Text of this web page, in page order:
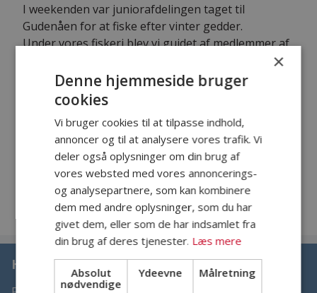
I weekenden var juniorafdelingen taget til
Gudenåen for at fiske efter vinter gedder.
Under vores fiskeri blev vi guidet af medlemmer af
Turen kastede desværre ingen kæmpe gedder af
sig, men vi nød at være sammen.
Vi var heldige med vejret, så det var ret skønt at
komme ud og få en masse frisk luft.
knæk og bræk
VH junior afdelingen i VSF
Hvem er vi
×
Denne hjemmeside bruger
cookies
Vi bruger cookies til at tilpasse indhold,
annoncer og til at analysere vores trafik. Vi
deler også oplysninger om din brug af
vores websted med vores annoncerings-
og analysepartnere, som kan kombinere
dem med andre oplysninger, som du har
givet dem, eller som de har indsamlet fra
din brug af deres tjenester. Læs mere
Absolut
nødvendige
Ydeevne Målretning